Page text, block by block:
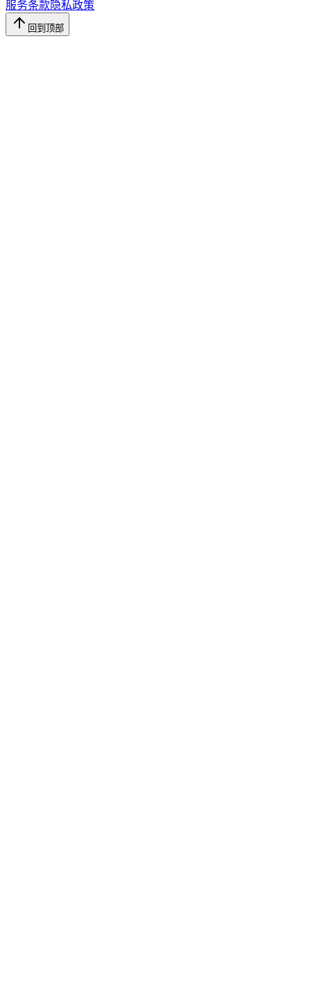
服务条款隐私政策
回到顶部